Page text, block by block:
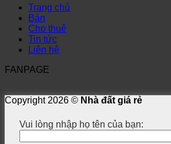
Trang chủ
Bán
Cho thuê
Tin tức
Liên hệ
FANPAGE
Copyright 2026 © Nhà đất giá rẻ
Vui lòng nhập họ tên của bạn: